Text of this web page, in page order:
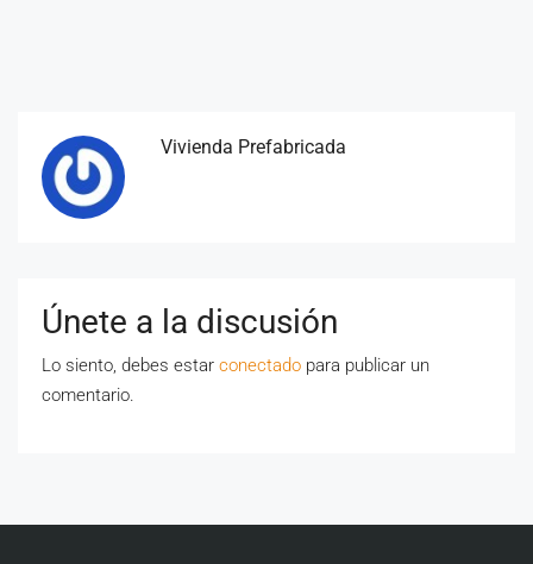
Vivienda Prefabricada
Únete a la discusión
Lo siento, debes estar conectado para publicar un
comentario.